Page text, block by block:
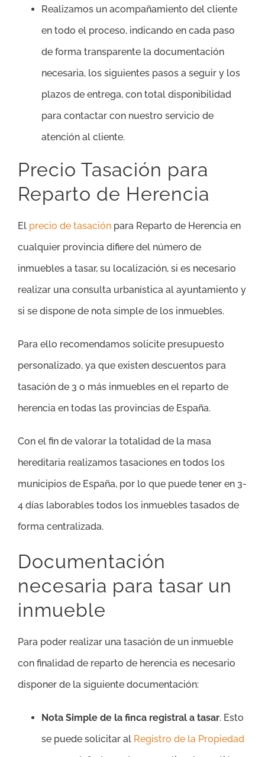
Realizamos un acompañamiento del cliente
en todo el proceso, indicando en cada paso
de forma transparente la documentación
necesaria, los siguientes pasos a seguir y los
plazos de entrega, con total disponibilidad
para contactar con nuestro servicio de
atención al cliente.
Precio Tasación para
Reparto de Herencia
El precio de tasación para Reparto de Herencia en
cualquier provincia difiere del número de
inmuebles a tasar, su localización, si es necesario
realizar una consulta urbanística al ayuntamiento y
si se dispone de nota simple de los inmuebles.
Para ello recomendamos solicite presupuesto
personalizado, ya que existen descuentos para
tasación de 3 o más inmuebles en el reparto de
herencia en todas las provincias de España.
Con el fin de valorar la totalidad de la masa
hereditaria realizamos tasaciones en todos los
municipios de España, por lo que puede tener en 3-
4 días laborables todos los inmuebles tasados de
forma centralizada.
Documentación
necesaria para tasar un
inmueble
Para poder realizar una tasación de un inmueble
con finalidad de reparto de herencia es necesario
disponer de la siguiente documentación:
Nota Simple de la finca registral a tasar. Esto
se puede solicitar al Registro de la Propiedad